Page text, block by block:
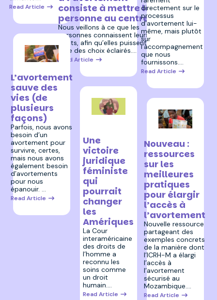
Read Article
consiste à mettre la
personne au centre.»
Nous veillons à ce que les
personnes connaissent leurs
droits, afin qu’elles puissent
faire des choix éclairés.…
Read Article
directement sur le
processus
d’avortement lui-
même, mais plutôt
sur
l’accompagnement
que nous
fournissons.…
Read Article
L’avortement
sauve des
vies (de
plusieurs
façons)
Parfois, nous avons
besoin d’un
avortement pour
survivre, certes,
mais nous avons
également besoin
d’avortements
pour nous
épanouir. …
Read Article
Une
victoire
juridique
féministe
qui
pourrait
changer
les
Amériques
La Cour
interaméricaine
des droits de
l’homme a
reconnu les
soins comme
un droit
humain.…
Read Article
Nouveau :
ressources
sur les
meilleures
pratiques
pour élargir
l’accès à
l’avortement
Nouvelle ressource
partageant des
exemples concrets
de la manière dont
l’ICRH-M a élargi
l’accès à
l’avortement
sécurisé au
Mozambique.…
Read Article